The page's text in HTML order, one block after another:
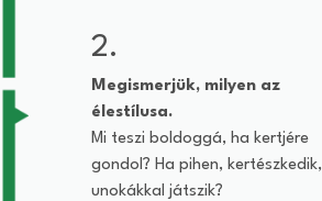
2.
Megismerjük, milyen az
élestílusa.
Mi teszi boldoggá, ha kertjére
gondol? Ha pihen, kertészkedik,
unokákkal játszik?